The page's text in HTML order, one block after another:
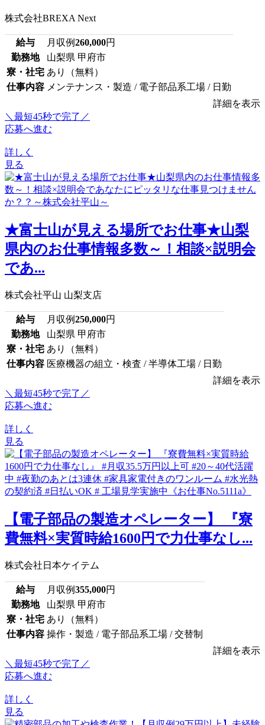
株式会社BREXA Next
給与 月収例260,000円
勤務地
山梨県 甲府市
寮・社宅 あり（無料）
仕事内容 メンテナンス・製造 / 電子部品系工場 / 日勤
詳細を表示
＼最短45秒で完了／
応募へ進む
詳しく
見る
★富士山が見える場所でお仕事★山梨
県内のお仕事情報多数～！相談×説明会
であ...
株式会社平山 山梨支店
給与 月収例250,000円
勤務地
山梨県 甲府市
寮・社宅 あり（無料）
仕事内容 医療機器の組立・検査 / 半導体工場 / 日勤
詳細を表示
＼最短45秒で完了／
応募へ進む
詳しく
見る
【電子部品の製造オペレーター】 『寮
費無料×実質時給1600円で力仕事なし...
株式会社日本ケイテム
給与 月収例355,000円
勤務地
山梨県 甲府市
寮・社宅 あり（無料）
仕事内容 操作・製造 / 電子部品系工場 / 交替制
詳細を表示
＼最短45秒で完了／
応募へ進む
詳しく
見る